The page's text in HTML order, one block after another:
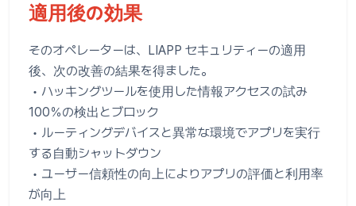
適用後の効果
そのオペレーターは、LIAPP セキュリティーの適用
後、次の改善の結果を得ました。
• ハッキングツールを使用した情報アクセスの試み
100％の検出とブロック
• ルーティングデバイスと異常な環境でアプリを実行
する自動シャットダウン
• ユーザー信頼性の向上によりアプリの評価と利用率
が向上